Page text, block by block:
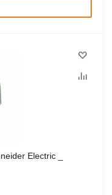
Electric _